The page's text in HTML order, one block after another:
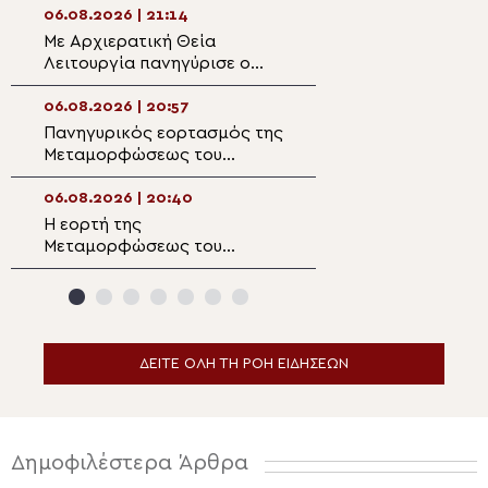
Μαρωνείας
06.08.2026 | 21:14
Με Αρχιερατική Θεία
Λειτουργία πανηγύρισε ο
Ενοριακός Ναός
Μεταμορφώσεως του
Σωτήρος Μαλλών
Ιεράπετρας
06.08.2026 | 20:57
Πανηγυρικός εορτασμός της
Μεταμορφώσεως του
Σωτήρος στην
Αλεξανδρούπολη
06.08.2026 | 20:40
Η εορτή της
Μεταμορφώσεως του
Σωτήρος στα Λευκάκια
Ναυπλίου
ΔΕΙΤΕ ΟΛΗ ΤΗ ΡΟΗ ΕΙΔΗΣΕΩΝ
Δημοφιλέστερα Άρθρα